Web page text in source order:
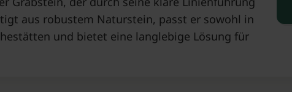
aus robustem Naturstein, passt er sowohl in
und bietet eine langlebige Lösung für